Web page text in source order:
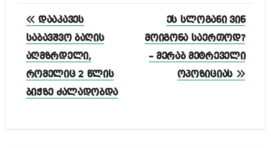
პოსტის
ნავიგაცია
დააკავეს
საბავშვო ბაღის
აღმზრდელი,
რომელიც 2 წლის
ბიჭზე ძალადობდა
ეს სლოგანი ვინ
მოიგონა საერთოდ?
– მერაბ მეტრეველი
ოპოზიციას